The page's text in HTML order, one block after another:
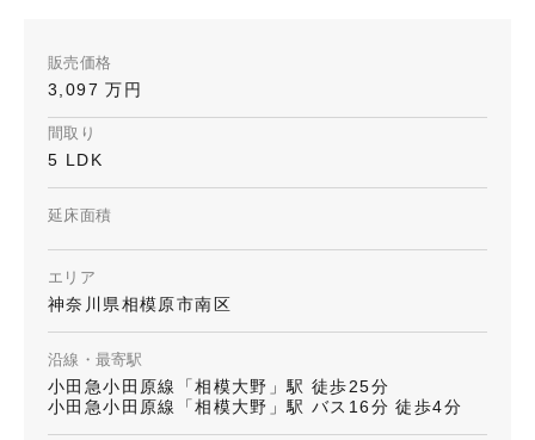
販売価格
3,097 万円
間取り
5 LDK
延床面積
エリア
神奈川県相模原市南区
沿線・最寄駅
小田急小田原線「相模大野」駅 徒歩25分
小田急小田原線「相模大野」駅 バス16分 徒歩4分